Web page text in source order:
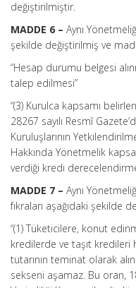
değiştirilmiştir.
MADDE 6 – Aynı
şekilde değiştirilmiş ve
“Hesap durumu belgesi
talep edilmesi”
“(3) Kurulca kapsamı
28267 sayılı Resmî
Kuruluşlarının
Hakkında Yönetmelik
verdiği kredi
MADDE 7 – Aynı
fıkraları aşağıdaki şekilde
“(1) Tüketicilere, konut
kredilerde ve taşıt
tutarının teminat olarak
sekseni aşamaz. Bu oran,